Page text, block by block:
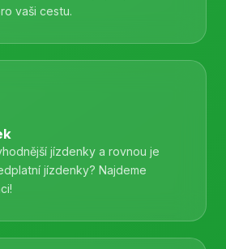
vaši cestu.
jízdenky a rovnou je
jízdenky? Najdeme